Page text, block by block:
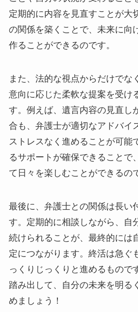
定期的に内容を見直すことが大
の関係を築くことで、未来に向
作ることができるのです。
また、法的な視点からだけでな
意向に応じた柔軟な提案を受け
す。例えば、遺言内容の見直し
合も、弁護士が適切なアドバイ
ストレスなく進めることが可能
るサポートが確保できることで
て日々を楽しむことができるの
最後に、弁護士との関係は長い
す。定期的に相談しながら、自
続けられることが、最終的には
定につながります。終活は急ぐ
っくりじっくりと進めるもので
踏み出して、自分の未来を明る
めましょう！